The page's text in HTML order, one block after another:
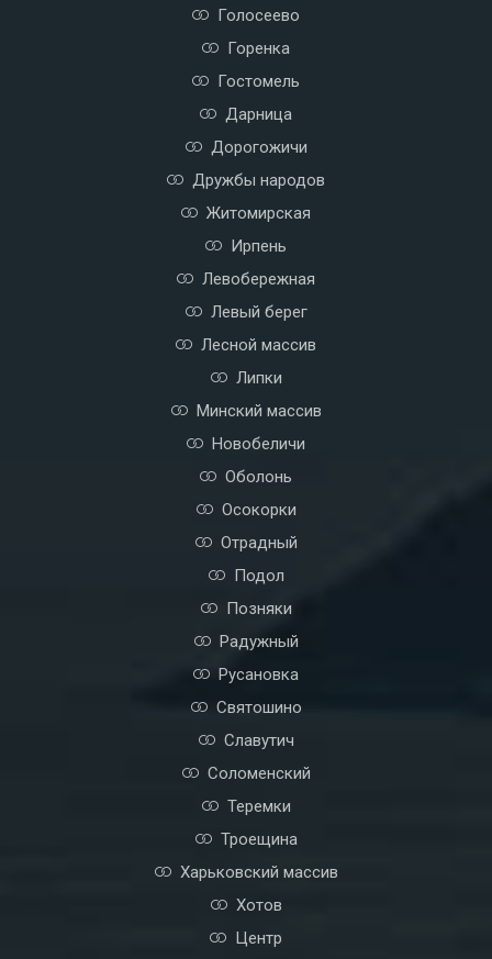
Голосеево
Горенка
Гостомель
Дарница
Дорогожичи
Дружбы народов
Житомирская
Ирпень
Левобережная
Левый берег
Лесной массив
Липки
Минский массив
Новобеличи
Оболонь
Осокорки
Отрадный
Подол
Позняки
Радужный
Русановка
Святошино
Славутич
Соломенский
Теремки
Троещина
Харьковский массив
Хотов
Центр